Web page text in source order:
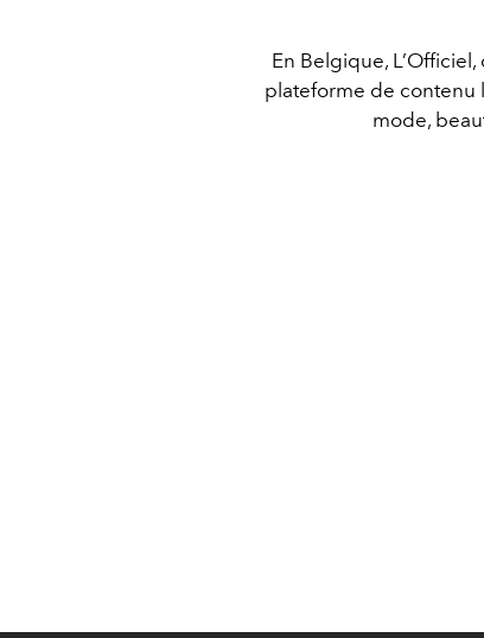
En Belgique,
plateforme de contenu
mode,